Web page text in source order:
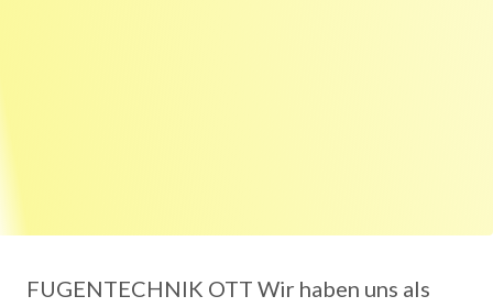
FUGENTECHNIK OTT Wir haben uns als